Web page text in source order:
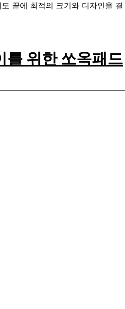
끝에 최적의 크기와 디자인을 결
를 위한 쏘옥패드